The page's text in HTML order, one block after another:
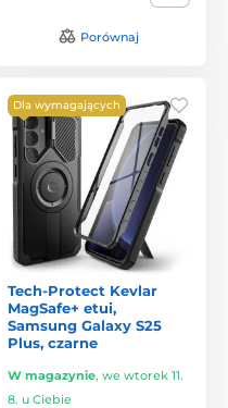
Porównaj
Dla wymagających
Tech-Protect Kevlar
MagSafe+ etui,
Samsung Galaxy S25
Plus, czarne
W magazynie, we wtorek 11.
8. u Ciebie